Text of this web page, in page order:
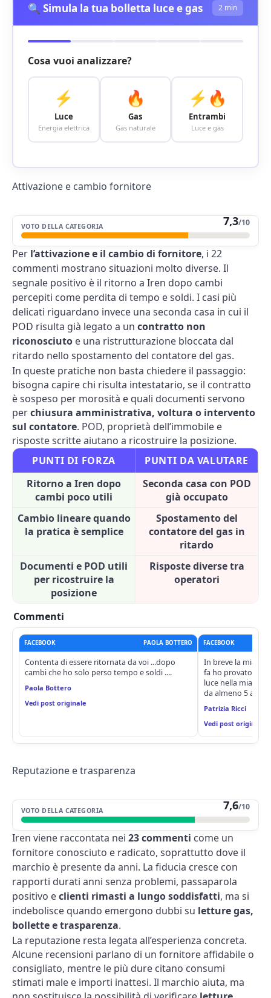
🔍 Simula la tua bolletta luce e gas 2 min
Cosa vuoi analizzare?
⚡
Luce
Energia elettrica
🔥
Gas
Gas naturale
⚡🔥
Entrambi
Luce e gas
Attivazione e cambio fornitore
VOTO DELLA CATEGORIA 7,3/10
Per l’attivazione e il cambio di fornitore, i 22
commenti mostrano situazioni molto diverse. Il
segnale positivo è il ritorno a Iren dopo cambi
percepiti come perdita di tempo e soldi. I casi più
delicati riguardano invece una seconda casa in cui il
POD risulta già legato a un contratto non
riconosciuto e una ristrutturazione bloccata dal
ritardo nello spostamento del contatore del gas.
In queste pratiche non basta chiedere il passaggio:
bisogna capire chi risulta intestatario, se il contratto
è sospeso per morosità e quali documenti servono
perchiusura amministrativa, voltura o intervento
sul contatore. POD, proprietà dell’immobile e
risposte scritte aiutano a ricostruire la posizione.
PUNTI DI FORZA
PUNTI DA VALUTARE
Ritorno a Iren dopo
cambi poco utili
Seconda casa con POD
già occupato
Cambio lineare quando
la pratica è semplice
Spostamento del
contatore del gas in
ritardo
Documenti e POD utili
per ricostruire la
posizione
Risposte diverse tra
operatori
Commenti
FACEBOOK PAOLA BOTTERO
Contenta di essere ritornata da voi ...dopo
cambi che ho solo perso tempo e soldi ....
Paola Bottero
Vedi post originale
FACEBOOK
In breve la mia
fa ho provato ad
luce nella mia
da almeno 5
Patrizia Ricci
Vedi post originale
Reputazione e trasparenza
VOTO DELLA CATEGORIA 7,6/10
Iren viene raccontata nei 23 commenti come un
fornitore conosciuto e radicato, soprattutto dove il
marchio è presente da anni. La fiducia cresce con
rapporti durati anni senza problemi, passaparola
positivo eclienti rimasti a lungo soddisfatti, ma si
indebolisce quando emergono dubbi su letture gas,
bollette e trasparenza.
La reputazione resta legata all’esperienza concreta.
Alcune recensioni parlano di un fornitore affidabile o
consigliato, mentre le più dure citano consumi
stimati male e importi inattesi. Il marchio aiuta, ma